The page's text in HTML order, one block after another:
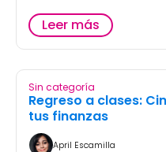
Leer más
Sin categoría
Regreso a clases:
tus finanzas
April Escamilla